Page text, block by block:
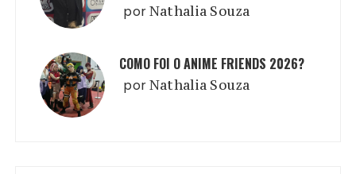
porNathalia Souza
COMO FOI O ANIME FRIENDS 2026?
porNathalia Souza